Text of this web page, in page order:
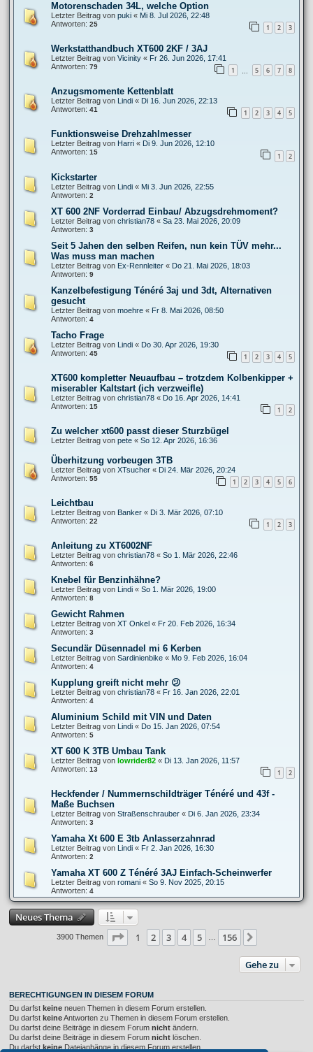
Motorenschaden 34L, welche Option
Letzter Beitrag von puki « Mi 8. Jul 2026, 22:48
Antworten: 25 1 2 3
Werkstatthandbuch XT600 2KF / 3AJ
Letzter Beitrag von Vicinity « Fr 26. Jun 2026, 17:41
Antworten: 79 1 … 5 6 7 8
Anzugsmomente Kettenblatt
Letzter Beitrag von Lindi « Di 16. Jun 2026, 22:13
Antworten: 41 1 2 3 4 5
Funktionsweise Drehzahlmesser
Letzter Beitrag von Harri « Di 9. Jun 2026, 12:10
Antworten: 15 1 2
Kickstarter
Letzter Beitrag von Lindi « Mi 3. Jun 2026, 22:55
Antworten: 2
XT 600 2NF Vorderrad Einbau/ Abzugsdrehmoment?
Letzter Beitrag von christian78 « Sa 23. Mai 2026, 20:09
Antworten: 3
Seit 5 Jahen den selben Reifen, nun kein TÜV mehr...
Was muss man machen
Letzter Beitrag von Ex-Rennleiter « Do 21. Mai 2026, 18:03
Antworten: 9
Kanzelbefestigung Ténéré 3aj und 3dt, Alternativen
gesucht
Letzter Beitrag von moehre « Fr 8. Mai 2026, 08:50
Antworten: 4
Tacho Frage
Letzter Beitrag von Lindi « Do 30. Apr 2026, 19:30
Antworten: 45 1 2 3 4 5
XT600 kompletter Neuaufbau – trotzdem Kolbenkipper +
miserabler Kaltstart (ich verzweifle)
Letzter Beitrag von christian78 « Do 16. Apr 2026, 14:41
Antworten: 15 1 2
Zu welcher xt600 passt dieser Sturzbügel
Letzter Beitrag von pete « So 12. Apr 2026, 16:36
Überhitzung vorbeugen 3TB
Letzter Beitrag von XTsucher « Di 24. Mär 2026, 20:24
Antworten: 55 1 2 3 4 5 6
Leichtbau
Letzter Beitrag von Banker « Di 3. Mär 2026, 07:10
Antworten: 22 1 2 3
Anleitung zu XT6002NF
Letzter Beitrag von christian78 « So 1. Mär 2026, 22:46
Antworten: 6
Knebel für Benzinhähne?
Letzter Beitrag von Lindi « So 1. Mär 2026, 19:00
Antworten: 8
Gewicht Rahmen
Letzter Beitrag von XT Onkel « Fr 20. Feb 2026, 16:34
Antworten: 3
Secundär Düsennadel mi 6 Kerben
Letzter Beitrag von Sardinienbike « Mo 9. Feb 2026, 16:04
Antworten: 4
Kupplung greift nicht mehr 😕
Letzter Beitrag von christian78 « Fr 16. Jan 2026, 22:01
Antworten: 4
Aluminium Schild mit VIN und Daten
Letzter Beitrag von Lindi « Do 15. Jan 2026, 07:54
Antworten: 5
XT 600 K 3TB Umbau Tank
Letzter Beitrag von lowrider82 « Di 13. Jan 2026, 11:57
Antworten: 13 1 2
Heckfender / Nummernschildträger Ténéré und 43f -
Maße Buchsen
Letzter Beitrag von Straßenschrauber « Di 6. Jan 2026, 23:34
Antworten: 3
Yamaha Xt 600 E 3tb Anlasserzahnrad
Letzter Beitrag von Lindi « Fr 2. Jan 2026, 16:30
Antworten: 2
Yamaha XT 600 Z Ténéré 3AJ Einfach-Scheinwerfer
Letzter Beitrag von romani « So 9. Nov 2025, 20:15
Antworten: 4
Neues Thema
3900 Themen Seite 1von 156
1 2 3 4 5 156
Gehe zu
BERECHTIGUNGEN IN DIESEM FORUM
Du darfst keine neuen Themen in diesem Forum erstellen.
Du darfst keineAntworten zu Themen in diesem Forum erstellen.
Du darfst deine Beiträge in diesem Forum nicht ändern.
Du darfst deine Beiträge in diesem Forum nicht löschen.
Du darfst keine Dateianhänge in diesem Forum erstellen.